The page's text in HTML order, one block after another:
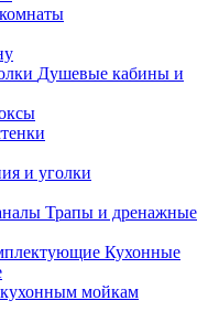
Душевые кабины и
и уголки
Трапы и дренажные
Кухонные
мойкам